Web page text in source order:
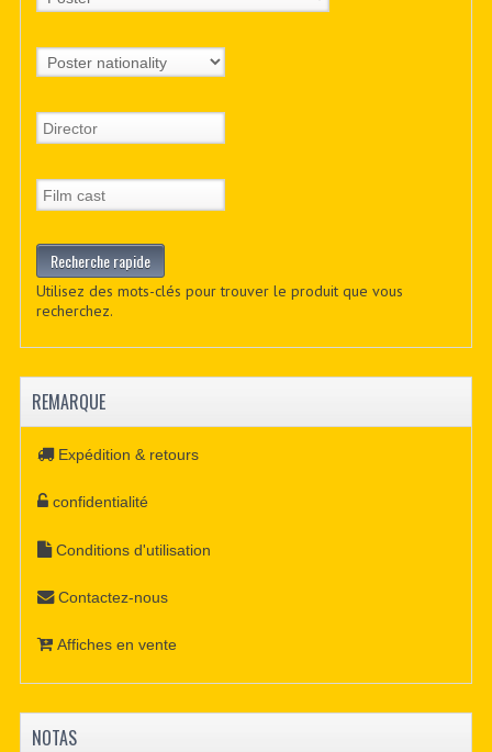
Utilisez des mots-clés pour trouver le produit que vous
recherchez.
REMARQUE
Expédition & retours
confidentialité
Conditions d'utilisation
Contactez-nous
Affiches en vente
NOTAS